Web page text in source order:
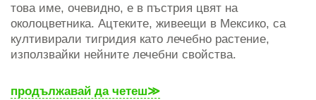
това име, очевидно, е в пъстрия цвят на
околоцветника. Ацтеките, живеещи в Мексико, са
култивирали тигридия като лечебно растение,
използвайки нейните лечебни свойства.
продължавай да четеш